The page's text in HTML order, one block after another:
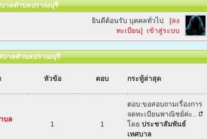
าลตำบลปราณบุรี
ยินดีต้อนรับ บุคคลทั่วไป [ลง
ทะเบียน]
เข้าสู่ระบบ
บาลตำบลปราณบุรี
หัวข้อ ตอบ กระทู้ล่าสุด
บล
1 1
ตอบ:ขอสอบถามเรื่องการ
จดทะเบียนพาณิชย์ค่ะ..
โดย ประชาสัมพันธ์
เทศบาล